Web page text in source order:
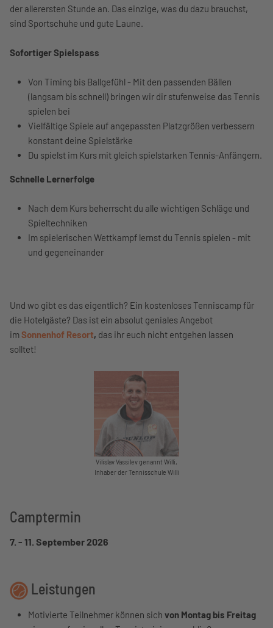
der allerersten Stunde an. Das einzige, was du dazu brauchst,
sind Sportschuhe und gute Laune.
Sofortiger Spielspass
Von Timing bis Ballgefühl - Mit den passenden Bällen
(langsam bis schnell) bringen wir dir stufenweise das Tennis
spielen bei
Vielfältige Spiele auf angepassten Platzgrößen verbessern
konstant deine Spielstärke
Du spielst im Kurs mit gleich spielstarken Tennis-Anfängern.
Schnelle Lernerfolge
Nach dem Kurs beherrscht du alle wichtigen Schläge und
Spieltechniken
Im spielerischen Wettkampf lernst du Tennis spielen - mit
und gegeneinander
Und wo gibt es das eigentlich? Ein kostenloses Tenniscamp für
die Hotelgäste? Das ist ein absolut geniales Angebot
imSonnenhof Resort, das ihr euch nicht entgehen lassen
solltet!
Vilislav Vassilev genannt Willi,
Inhaber der Tennisschule Willi
Camptermin
7. - 11. September 2026
Leistungen
Motivierte Teilnehmer können sich von Montag bis Freitag